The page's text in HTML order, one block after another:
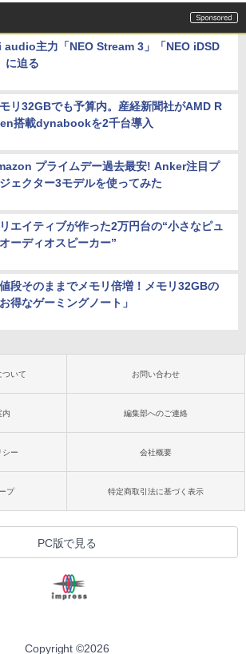
audio主力「NEO Stream 3」「NEO iDSD
に迫る
リ32GBでも予算内。産経新聞社がAMD R
搭載dynabookを2千台導入
プライムデー過去最安! Anker注目プ
ェクター3モデルを使ってみた
エイティブが作った2万円台の“小さなピュ
ーディオスピーカー”
段そのままでメモリ倍増！メモリ32GBの
お得なゲーミングノート」
ついて お問い合わせ
内 編集部へのご連絡
シー 会社概要
プ 特定商取引法に基づく表示
PC版で見る
Copyright ©2026